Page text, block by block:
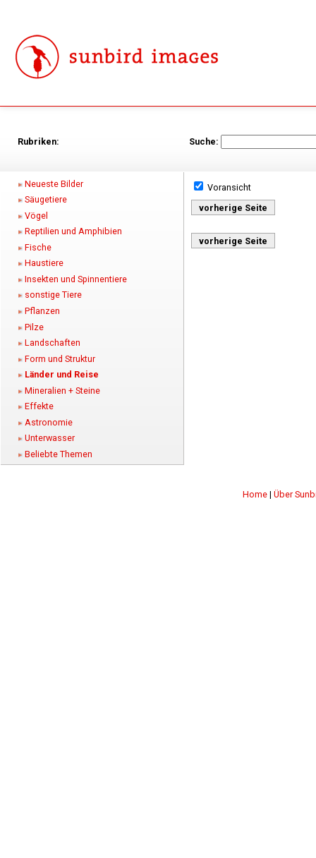
Rubriken: Suche:
Neueste Bilder
Säugetiere
Vögel
Reptilien und Amphibien
Fische
Haustiere
Insekten und Spinnentiere
sonstige Tiere
Pflanzen
Pilze
Landschaften
Form und Struktur
Länder und Reise
Mineralien + Steine
Effekte
Astronomie
Unterwasser
Beliebte Themen
Voransicht
vorherige Seite
vorherige Seite
Home | Über